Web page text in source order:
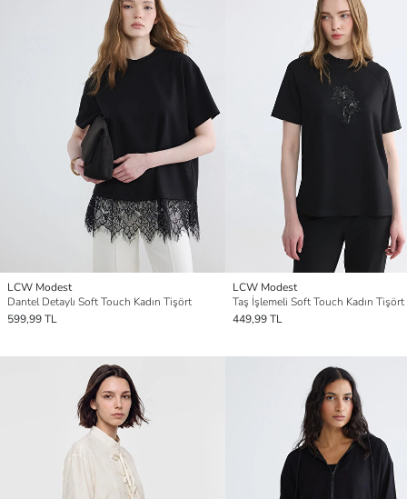
LCW Modest
Dantel Detaylı Soft Touch Kadın Tişört
599,99 TL
LCW Modest
Taş İşlemeli Soft Touch Kadın Tişört
449,99 TL